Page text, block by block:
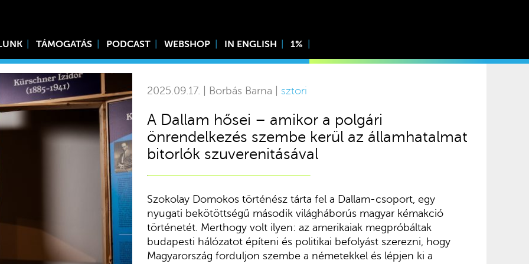
TÁMOGATÁS PODCAST WEBSHOP IN ENGLISH 1%
2025.09.17. | Borbás Barna | sztori
A Dallam hősei – amikor a polgári
önrendelkezés szembe kerül az államhatalmat
bitorlók szuverenitásával
Szokolay Domokos történész tárta fel a Dallam-csoport, egy
nyugati bekötöttségű második világháborús magyar kémakció
történetét. Merthogy volt ilyen: az amerikaiak megpróbáltak
budapesti hálózatot építeni és politikai befolyást szerezni, hogy
Magyarország forduljon szembe a németekkel és lépjen ki a